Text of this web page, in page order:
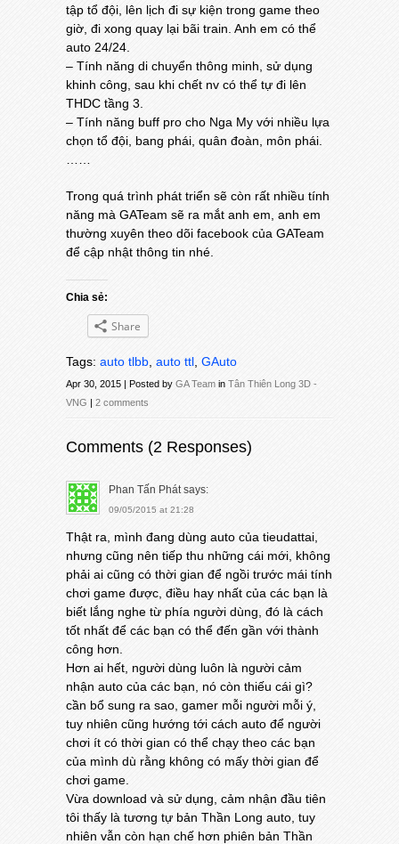
tập tổ đội, lên lịch đi sự kiện trong game theo
giờ, đi xong quay lại bãi train. Anh em có thể
auto 24/24.
– Tính năng di chuyển thông minh, sử dụng
khinh công, sau khi chết nv có thể tự đi lên
THDC tầng 3.
– Tính năng buff pro cho Nga My với nhiều lựa
chọn tổ đội, bang phái, quân đoàn, môn phái.
Trong quá trình phát triển sẽ còn rất nhiều tính
năng mà GATeam sẽ ra mắt anh em, anh em
thường xuyên theo dõi facebook của GATeam
để cập nhật thông tin nhé.
Chia sẻ:
Share
Tags: auto tlbb auto ttl GAuto
Apr 30, 2015 | Posted by GA Team in Tân Thiên Long 3D -
VNG | 2 comments
Comments (2 Responses)
Phan Tấn Phát says:
09/05/2015 at 21:28
Thật ra, mình đang dùng auto của tieudattai,
nhưng cũng nên tiếp thu những cái mới, không
phải ai cũng có thời gian để ngồi trước mái tính
chơi game được, điều hay nhất của các bạn là
biết lắng nghe từ phía người dùng, đó là cách
tốt nhất để các bạn có thể đến gần với thành
công hơn.
Hơn ai hết, người dùng luôn là người cảm
nhận auto của các bạn, nó còn thiếu cái gì?
cần bổ sung ra sao, gamer mỗi người mỗi ý,
tuy nhiên cũng hướng tới cách auto để người
chơi ít có thời gian có thể chạy theo các bạn
của mình dù rằng không có mấy thời gian để
chơi game.
Vừa download và sử dụng, cảm nhận đầu tiên
tôi thấy là tương tự bản Thần Long auto, tuy
nhiên vẫn còn hạn chế hơn phiên bản Thần